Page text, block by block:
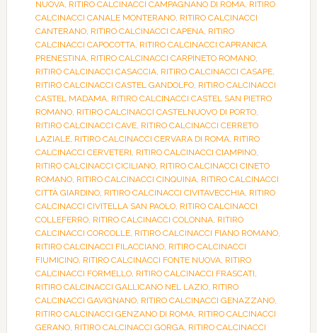
NUOVA, RITIRO CALCINACCI CAMPAGNANO DI ROMA, RITIRO
CALCINACCI CANALE MONTERANO, RITIRO CALCINACCI
CANTERANO, RITIRO CALCINACCI CAPENA, RITIRO
CALCINACCI CAPOCOTTA, RITIRO CALCINACCI CAPRANICA
PRENESTINA, RITIRO CALCINACCI CARPINETO ROMANO,
RITIRO CALCINACCI CASACCIA, RITIRO CALCINACCI CASAPE,
RITIRO CALCINACCI CASTEL GANDOLFO, RITIRO CALCINACCI
CASTEL MADAMA, RITIRO CALCINACCI CASTEL SAN PIETRO
ROMANO, RITIRO CALCINACCI CASTELNUOVO DI PORTO,
RITIRO CALCINACCI CAVE, RITIRO CALCINACCI CERRETO
LAZIALE, RITIRO CALCINACCI CERVARA DI ROMA, RITIRO
CALCINACCI CERVETERI, RITIRO CALCINACCI CIAMPINO,
RITIRO CALCINACCI CICILIANO, RITIRO CALCINACCI CINETO
ROMANO, RITIRO CALCINACCI CINQUINA, RITIRO CALCINACCI
CITTÀ GIARDINO, RITIRO CALCINACCI CIVITAVECCHIA, RITIRO
CALCINACCI CIVITELLA SAN PAOLO, RITIRO CALCINACCI
COLLEFERRO, RITIRO CALCINACCI COLONNA, RITIRO
CALCINACCI CORCOLLE, RITIRO CALCINACCI FIANO ROMANO,
RITIRO CALCINACCI FILACCIANO, RITIRO CALCINACCI
FIUMICINO, RITIRO CALCINACCI FONTE NUOVA, RITIRO
CALCINACCI FORMELLO, RITIRO CALCINACCI FRASCATI,
RITIRO CALCINACCI GALLICANO NEL LAZIO, RITIRO
CALCINACCI GAVIGNANO, RITIRO CALCINACCI GENAZZANO,
RITIRO CALCINACCI GENZANO DI ROMA, RITIRO CALCINACCI
GERANO, RITIRO CALCINACCI GORGA, RITIRO CALCINACCI